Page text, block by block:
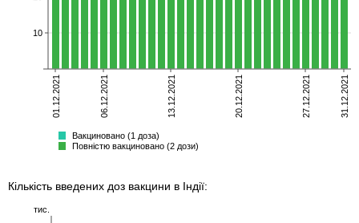
неповністю
повністю
бустер
Всього
01.12.2021 06.12.2021 13.12.2021 20.12.2021 27.12.2021 31.12.2021
10
Вакциновано (1 доза)
Повністю вакциновано (2 дози)
Кількість введених доз вакцини в Індії:
тис.